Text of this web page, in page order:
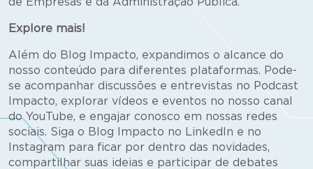
Explore mais!
Além do Blog Impacto, expandimos o alcance do
nosso conteúdo para diferentes plataformas. Pode-
se acompanhar discussões e entrevistas no Podcast
Impacto, explorar vídeos e eventos no nosso canal
do YouTube, e engajar conosco em nossas redes
sociais. Siga o Blog Impacto no LinkedIn e no
Instagram para ficar por dentro das novidades,
compartilhar suas ideias e participar de debates